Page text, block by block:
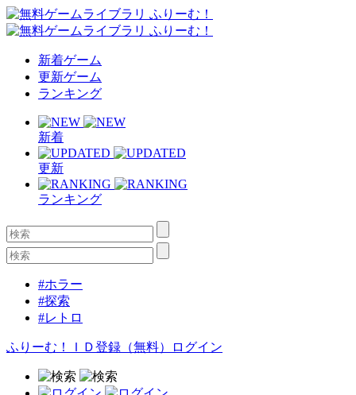
新着ゲーム
更新ゲーム
ランキング
新着
更新
ランキング
#ホラー
#探索
#レトロ
ふりーむ！ＩＤ登録（無料） ログイン